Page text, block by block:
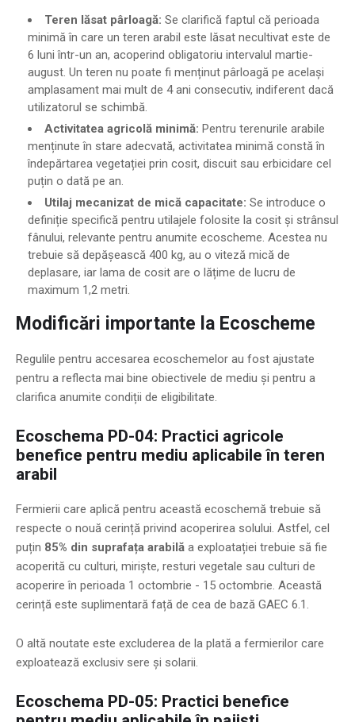
Teren lăsat pârloagă: Se clarifică faptul că perioada
minimă în care un teren arabil este lăsat necultivat este de
6 luni într-un an, acoperind obligatoriu intervalul martie-
august. Un teren nu poate fi menținut pârloagă pe același
amplasament mai mult de 4 ani consecutiv, indiferent dacă
utilizatorul se schimbă.
Activitatea agricolă minimă: Pentru terenurile arabile
menținute în stare adecvată, activitatea minimă constă în
îndepărtarea vegetației prin cosit, discuit sau erbicidare cel
puțin o dată pe an.
Utilaj mecanizat de mică capacitate: Se introduce o
definiție specifică pentru utilajele folosite la cosit și strânsul
fânului, relevante pentru anumite ecoscheme. Acestea nu
trebuie să depășească 400 kg, au o viteză mică de
deplasare, iar lama de cosit are o lățime de lucru de
maximum 1,2 metri.
Modificări importante la Ecoscheme
Regulile pentru accesarea ecoschemelor au fost ajustate
pentru a reflecta mai bine obiectivele de mediu și pentru a
clarifica anumite condiții de eligibilitate.
Ecoschema PD-04: Practici agricole
benefice pentru mediu aplicabile în teren
arabil
Fermierii care aplică pentru această ecoschemă trebuie să
respecte o nouă cerință privind acoperirea solului. Astfel, cel
puțin 85% din suprafața arabilă a exploatației trebuie să fie
acoperită cu culturi, miriște, resturi vegetale sau culturi de
acoperire în perioada 1 octombrie - 15 octombrie. Această
cerință este suplimentară față de cea de bază GAEC 6.1.
O altă noutate este excluderea de la plată a fermierilor care
exploatează exclusiv sere și solarii.
Ecoschema PD-05: Practici benefice